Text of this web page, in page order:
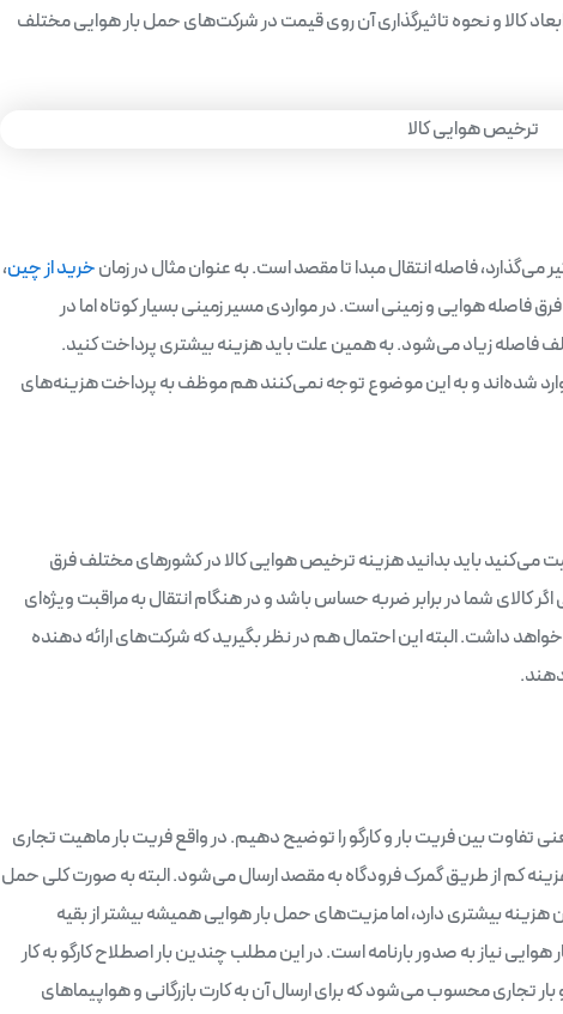
کالا و نحوه تاثیرگذاری آن روی قیمت در شرکت‌های حمل بار هوایی مختلف
فاصله انتقال مبدا تا مقصد است. به عنوان مثال در زمانخرید از چین،
فاصله هوایی و زمینی است. در مواردی مسیر زمینی بسیار کوتاه اما در
زیاد می‌شود. به همین علت باید هزینه بیشتری پرداخت کنید.
وارد شده‌اند و به این موضوع توجه نمی‌کنند هم موظف به پرداخت هزینه‌های
می‌کنید باید بدانید هزینه ترخیص هوایی کالا در کشورهای مختلف فرق
کالای شما در برابر ضربه حساس باشد و در هنگام انتقال به مراقبت ویژه‌ای
داشت. البته این احتمال هم در نظر بگیرید که شرکت‌های ارائه دهنده
بین فریت بار و کارگو را توضیح دهیم. در واقع فریت بار ماهیت تجاری
کم از طریق گمرک فرودگاه به مقصد ارسال می‌شود. البته به صورت کلی حمل
هزینه بیشتری دارد، اما مزیت‌های حمل بار هوایی همیشه بیشتر از بقیه
نیاز به صدور بارنامه است. در این مطلب چندین بار اصطلاح کارگو به کار
بار تجاری محسوب می‌شود که برای ارسال آن به کارت بازرگانی و هواپیماهای